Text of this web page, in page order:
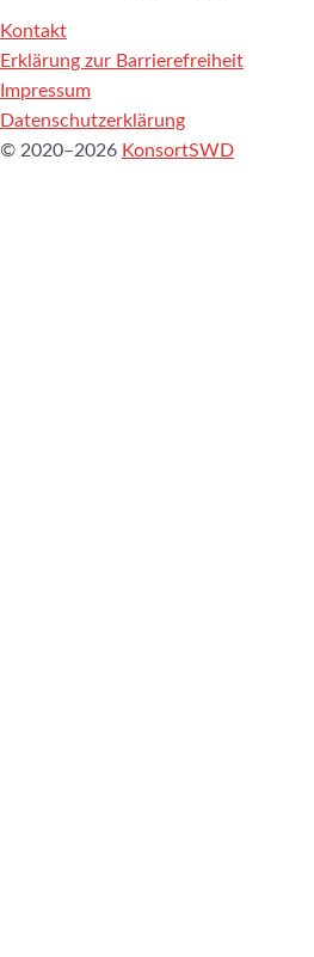
Kontakt
Erklärung zur Barrierefreiheit
Impressum
Datenschutzerklärung
© 2020–2026 KonsortSWD